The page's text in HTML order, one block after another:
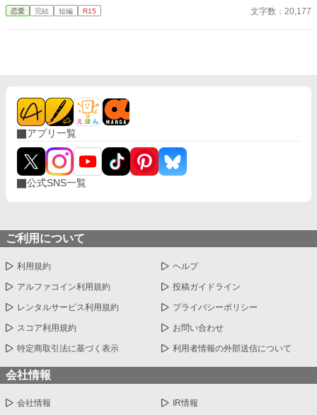
ね？？？？？」 開き直るアリシアの姿を見て、アンナはこれ以
上、自分には何もできないことを悟った。そして……何か目的を
恋愛 完結 短編 R15 文字数：20,177
アプリ一覧
公式SNS一覧
ご利用について
利用規約 ヘルプ
アルファコイン利用規約 投稿ガイドライン
レンタルサービス利用規約 プライバシーポリシー
スコア利用規約 お問い合わせ
特定商取引法に基づく表示 利用者情報の外部送信について
会社情報
会社情報 IR情報